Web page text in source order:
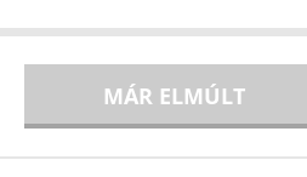
MÁR ELMÚLT